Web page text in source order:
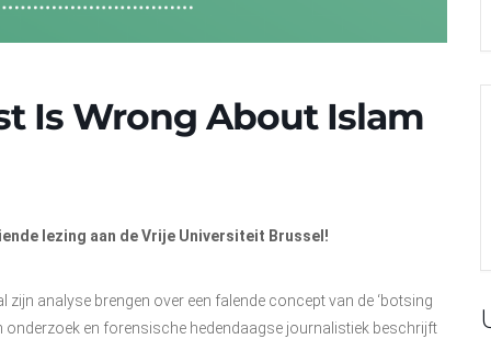
Is Wrong About Islam
lezing aan de Vrije Universiteit Brussel!
analyse brengen over een falende concept van de ‘botsing
onderzoek en forensische hedendaagse journalistiek beschrijft